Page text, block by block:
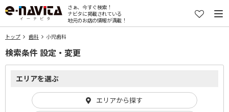
さぁ、今すぐ検索！
ナビタに掲載されている
地元のお店の情報が満載！
トップ 歯科 小児歯科
検索条件 設定・変更
エリアを選ぶ
エリアから探す